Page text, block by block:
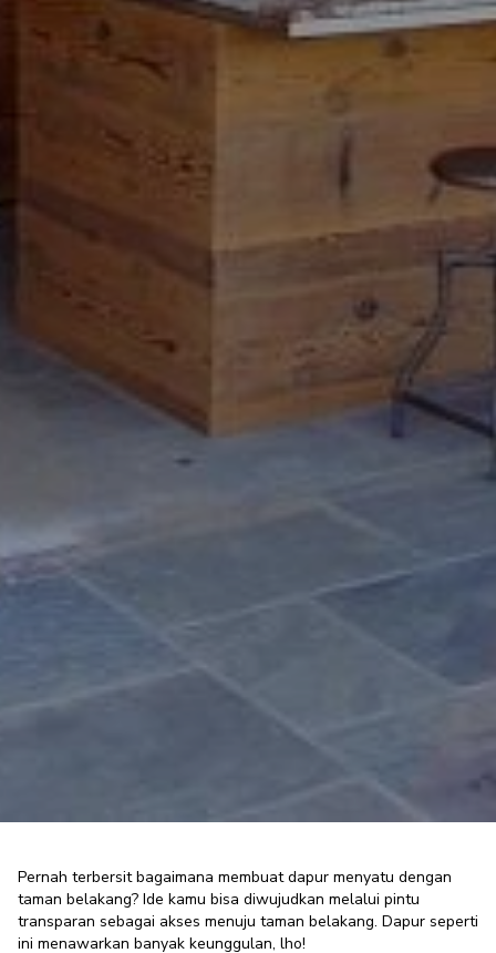
Ide Cerdas Desain Dapur Menyatu
Pernah terbersit bagaimana membuatdapur menyatu dengan
taman belakang? Ide kamu bisa diwujudkan melalui pintu
transparan sebagai akses menuju taman belakang. Dapur seperti
ini menawarkan banyak keunggulan, lho!